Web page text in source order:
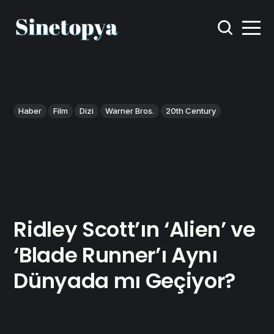
Haber Film Dizi Warner Bros. 20th Century
Ridley Scott’ın ‘Alien’ ve
‘Blade Runner’ı Aynı
Dünyada mı Geçiyor?